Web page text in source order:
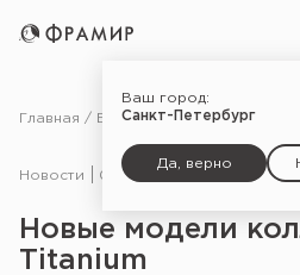
Ваш город:
Санкт-Петербург
Да, верно
Главная Блог Новости
Новости 09.12.21
Новые модели
Titanium